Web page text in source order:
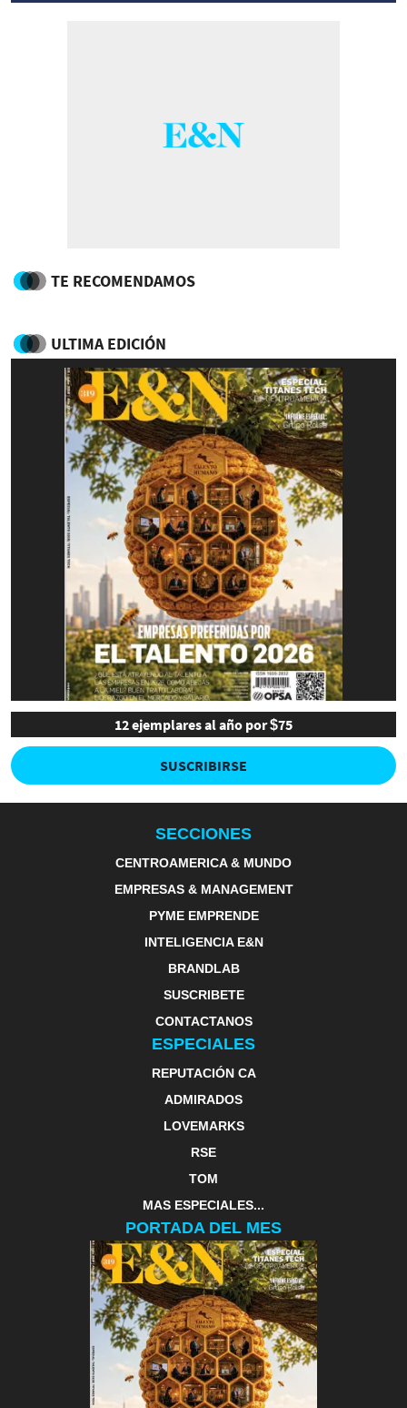
TE RECOMENDAMOS
ULTIMA EDICIÓN
12 ejemplares al año por $75
SUSCRIBIRSE
SECCIONES
CENTROAMERICA & MUNDO
EMPRESAS & MANAGEMENT
PYME EMPRENDE
INTELIGENCIA E&N
BRANDLAB
SUSCRIBETE
CONTACTANOS
ESPECIALES
REPUTACIÓN CA
ADMIRADOS
LOVEMARKS
RSE
TOM
MAS ESPECIALES...
PORTADA DEL MES